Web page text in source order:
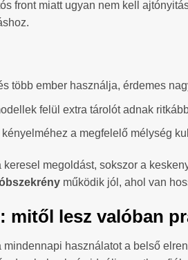
front miatt ugyan nem kell
több ember használja, érdemes
felül extra tárolót adnak
a megfelelő mélység
megoldást, sokszor a
működik jól, ahol van
mitől lesz valóban
mindennapi használatot a belső